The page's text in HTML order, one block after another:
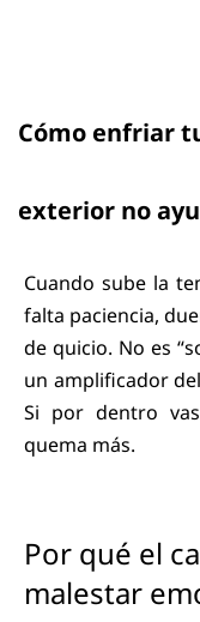
Cómo enfriar
exterior no
Cuando sube la
falta paciencia,
de quicio. No es
un amplificador
Si por dentro
quema más.
Por qué el
malestar